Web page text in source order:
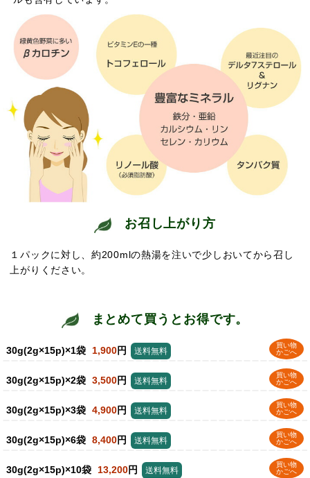
お召し上がり方
１パックに対し、約200mlの熱湯を注いで少しおいてから召し
上がりください。
まとめて買うとお得です。
30g(2g×15p)×1袋 1,900円
買い物
かごへ
送料無料
30g(2g×15p)×2袋 3,500円
買い物
かごへ
送料無料
30g(2g×15p)×3袋 4,900円
買い物
かごへ
送料無料
30g(2g×15p)×6袋 8,400円
買い物
かごへ
送料無料
30g(2g×15p)×10袋 13,200円
買い物
かごへ
送料無料